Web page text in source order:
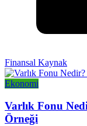
Finansal Kaynak
Ekonomi
Varlık Fonu
Örneği